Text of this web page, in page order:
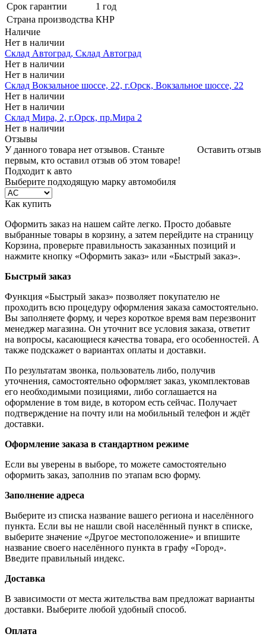
Срок гарантии
1 год
Страна производства КНР
Наличие
Нет в наличии
Склад Автоград, Склад Автоград
Нет в наличии
Нет в наличии
Склад Вокзальное шоссе, 22, г.Орск, Вокзальное шоссе, 22
Нет в наличии
Нет в наличии
Склад Мира, 2, г.Орск, пр.Мира 2
Нет в наличии
Отзывы
Оставить отзыв
У данного товара нет отзывов. Станьте
первым, кто оставил отзыв об этом товаре!
Подходит к авто
Выберите подходящую марку автомобиля
Как купить
Оформить заказ на нашем сайте легко. Просто добавьте
выбранные товары в корзину, а затем перейдите на страницу
Корзина, проверьте правильность заказанных позиций и
нажмите кнопку «Оформить заказ» или «Быстрый заказ».
Быстрый заказ
Функция «Быстрый заказ» позволяет покупателю не
проходить всю процедуру оформления заказа самостоятельно.
Вы заполняете форму, и через короткое время вам перезвонит
менеджер магазина. Он уточнит все условия заказа, ответит
на вопросы, касающиеся качества товара, его особенностей. А
также подскажет о вариантах оплаты и доставки.
По результатам звонка, пользователь либо, получив
уточнения, самостоятельно оформляет заказ, укомплектовав
его необходимыми позициями, либо соглашается на
оформление в том виде, в котором есть сейчас. Получает
подтверждение на почту или на мобильный телефон и ждёт
доставки.
Оформление заказа в стандартном режиме
Если вы уверены в выборе, то можете самостоятельно
оформить заказ, заполнив по этапам всю форму.
Заполнение адреса
Выберите из списка название вашего региона и населённого
пункта. Если вы не нашли свой населённый пункт в списке,
выберите значение «Другое местоположение» и впишите
название своего населённого пункта в графу «Город».
Введите правильный индекс.
Доставка
В зависимости от места жительства вам предложат варианты
доставки. Выберите любой удобный способ.
Оплата